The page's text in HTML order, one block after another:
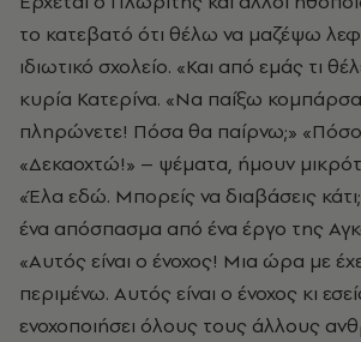
το κατεβατό ότι θέλω να μαζέψω
ιδιωτικό σχολείο. «Και από εμάς τι
κυρία Κατερίνα. «Να παίξω κομπάρσα
πληρώνετε! Πόσα θα παίρνω;» «Πόσο
«Δεκαοχτώ!» – ψέματα, ήμουν
«Έλα εδώ. Μπορείς να διαβάσεις
ένα απόσπασμα από ένα έργο της
«Αυτός είναι ο ένοχος! Μια ώρα με
περιμένω. Αυτός είναι ο ένοχος κι
ενοχοποιήσει όλους τους άλλους